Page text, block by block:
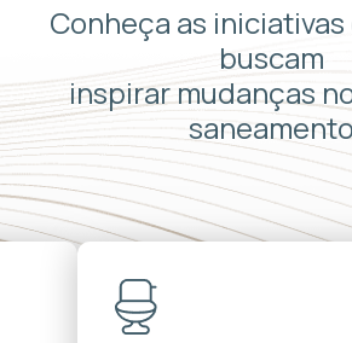
Conheça as iniciativas
buscam
inspirar mudanças
saneamento